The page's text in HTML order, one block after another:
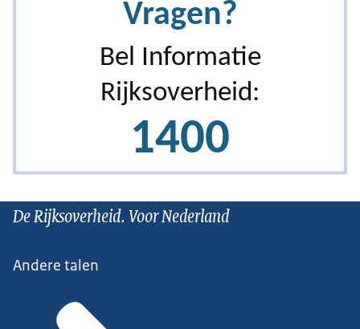
De Rijksoverheid. Voor Nederland
Andere talen